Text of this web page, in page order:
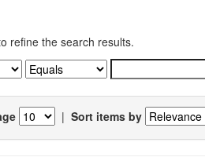
refine the search results.
| Sort items by